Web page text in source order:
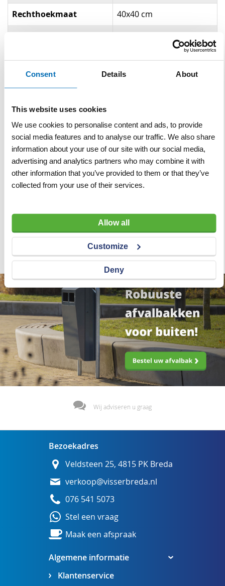
Consent Details About
This website uses cookies
We use cookies to personalise content and ads, to provide
social media features and to analyse our traffic. We also share
information about your use of our site with our social media,
advertising and analytics partners who may combine it with
other information that you’ve provided to them or that they’ve
collected from your use of their services.
Allow all
Customize
Deny
Rechthoekmaat 40x40 cm
Gerelateerde producten
Verkeersbord | Model E04
| DOR | 60x60 cm
Wij adviseren u graag
Algemene informatie
Klantenservice
Bezoekadres
Veldsteen 25, 4815 PK Breda
verkoop@visserbreda.nl
076 541 5073
Stel een vraag
Maak een afspraak